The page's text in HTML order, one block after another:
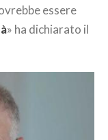
essere
» ha dichiarato il